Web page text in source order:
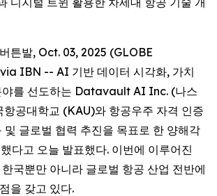
튼발, Oct. 03, 2025 (GLOBE
IBN -- AI 기반 데이터 시각화, 가치
야를 선도하는 Datavault AI Inc. (나스
항공대학교 (KAU)와 항공우주 자격 인증
및 글로벌 협력 추진을 목표로 한 양해각
다고 오늘 발표했다. 이번에 이루어진
국뿐만 아니라 글로벌 항공 산업 전반에
을 갖고 있다.